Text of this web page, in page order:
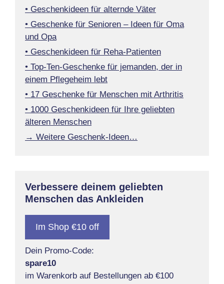
• Geschenkideen für alternde Väter
• Geschenke für Senioren – Ideen für Oma
und Opa
• Geschenkideen für Reha-Patienten
• Top-Ten-Geschenke für jemanden, der in
einem Pflegeheim lebt
• 17 Geschenke für Menschen mit Arthritis
• 1000 Geschenkideen für Ihre geliebten
älteren Menschen
→ Weitere Geschenk-Ideen…
Verbessere deinem geliebten
Menschen das Ankleiden
Im Shop €10 off
Dein Promo-Code:
spare10
im Warenkorb auf Bestellungen ab €100